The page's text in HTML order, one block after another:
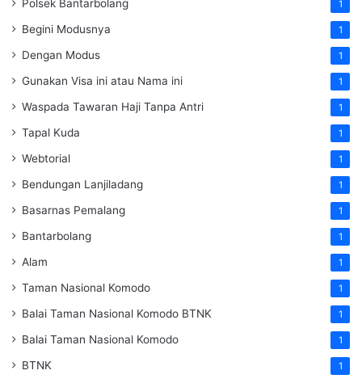
Polsek Bantarbolang 1
Begini Modusnya 1
Dengan Modus 1
Gunakan Visa ini atau Nama ini 1
Waspada Tawaran Haji Tanpa Antri 1
Tapal Kuda 1
Webtorial 1
Bendungan Lanjiladang 1
Basarnas Pemalang 1
Bantarbolang 1
Alam 1
Taman Nasional Komodo 1
Balai Taman Nasional Komodo BTNK 1
Balai Taman Nasional Komodo 1
BTNK 1